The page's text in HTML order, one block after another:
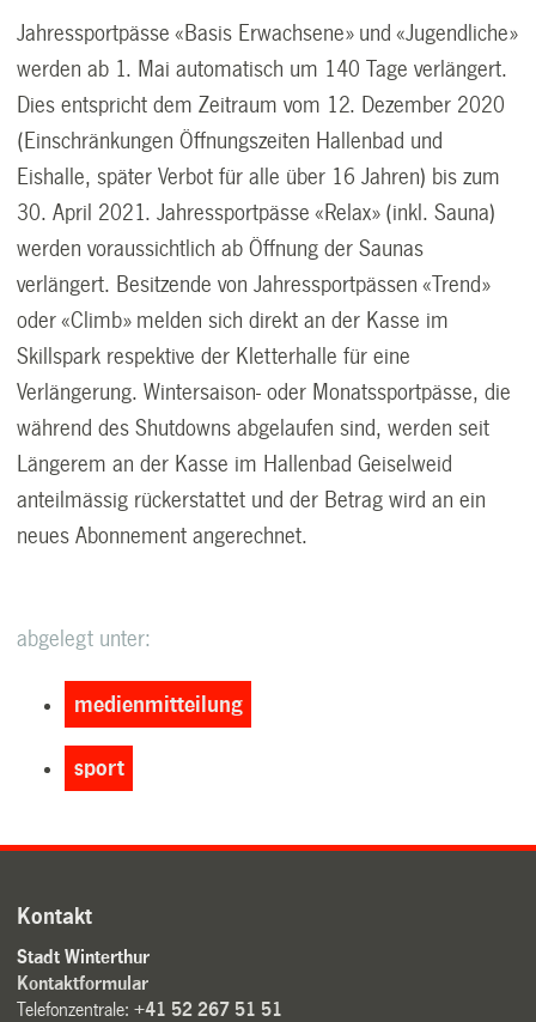
Jahressportpässe «Basis Erwachsene» und «Jugendliche»
werden ab 1. Mai automatisch um 140 Tage verlängert.
Dies entspricht dem Zeitraum vom 12. Dezember 2020
(Einschränkungen Öffnungszeiten Hallenbad und
Eishalle, später Verbot für alle über 16 Jahren) bis zum
30. April 2021. Jahressportpässe «Relax» (inkl. Sauna)
werden voraussichtlich ab Öffnung der Saunas
verlängert. Besitzende von Jahressportpässen «Trend»
oder «Climb» melden sich direkt an der Kasse im
Skillspark respektive der Kletterhalle für eine
Verlängerung. Wintersaison- oder Monatssportpässe, die
während des Shutdowns abgelaufen sind, werden seit
Längerem an der Kasse im Hallenbad Geiselweid
anteilmässig rückerstattet und der Betrag wird an ein
neues Abonnement angerechnet.
abgelegt unter:
medienmitteilung
sport
Kontakt
Stadt Winterthur
Kontaktformular
Telefonzentrale:+41 52 267 51 51